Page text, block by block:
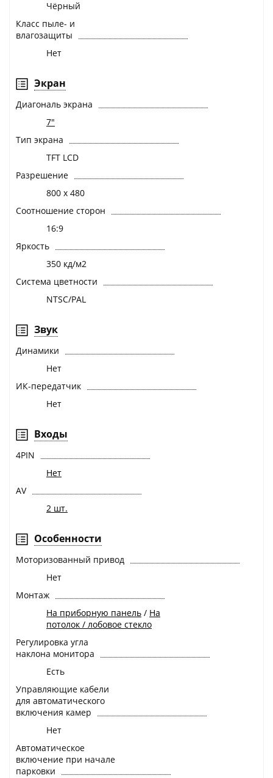
Чёрный
Класс пыле- и
влагозащиты
Нет
Экран
Диагональ экрана
7"
Тип экрана
TFT LCD
Разрешение
800 х 480
Соотношение сторон
16:9
Яркость
350 кд/м2
Система цветности
NTSC/PAL
Звук
Динамики
Нет
ИК-передатчик
Нет
Входы
4PIN
Нет
AV
2 шт.
Особенности
Моторизованный привод
Нет
Монтаж
На приборную панель / На
потолок / лобовое стекло
Регулировка угла
наклона монитора
Есть
Управляющие кабели
для автоматического
включения камер
Нет
Автоматическое
включение при начале
парковки